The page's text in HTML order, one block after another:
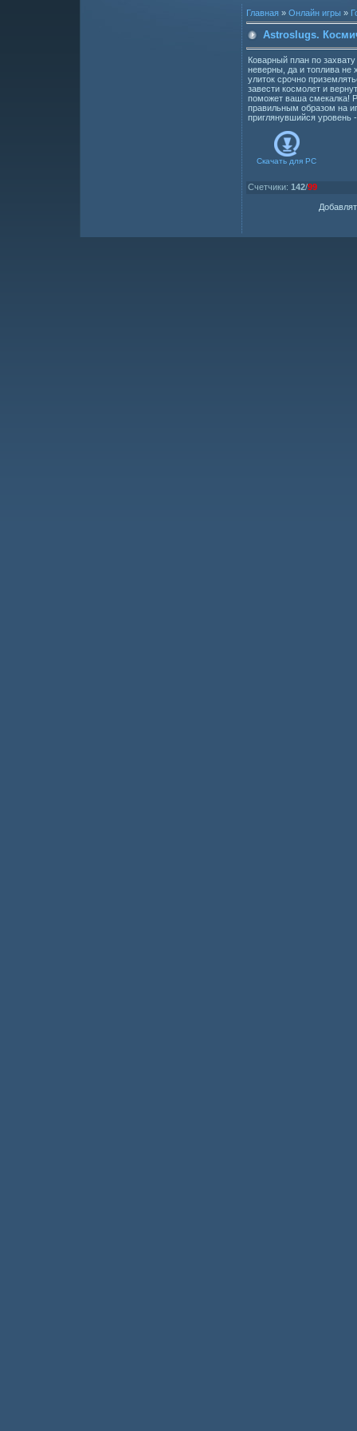
Главная » Онлайн игры »
Astroslugs.
Коварный план по
неверны, да и топлива не
улиток срочно
завести космолет и
поможет ваша смекалка!
правильным образом на
приглянувшийся уровень
Скачать для PC
Счетчики: 142/99